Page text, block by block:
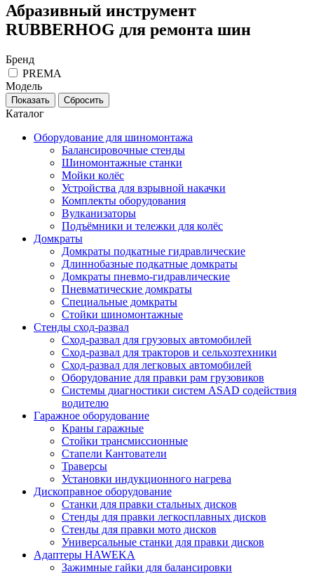
Абразивный инструмент
RUBBERHOG для ремонта шин
Бренд
PREMA
Модель
Каталог
Оборудование для шиномонтажа
Балансировочные стенды
Шиномонтажные станки
Мойки колёс
Устройства для взрывной накачки
Комплекты оборудования
Вулканизаторы
Подъёмники и тележки для колёс
Домкраты
Домкраты подкатные гидравлические
Длиннобазные подкатные домкраты
Домкраты пневмо-гидравлические
Пневматические домкраты
Специальные домкраты
Стойки шиномонтажные
Стенды сход-развал
Сход-развал для грузовых автомобилей
Сход-развал для тракторов и сельхозтехники
Сход-развал для легковых автомобилей
Оборудование для правки рам грузовиков
Системы диагностики систем ASAD содействия
водителю
Гаражное оборудование
Краны гаражные
Стойки трансмиссионные
Стапели Кантователи
Траверсы
Установки индукционного нагрева
Дископравное оборудование
Станки для правки стальных дисков
Стенды для правки легкосплавных дисков
Стенды для правки мото дисков
Универсальные станки для правки дисков
Адаптеры HAWEKA
Зажимные гайки для балансировки